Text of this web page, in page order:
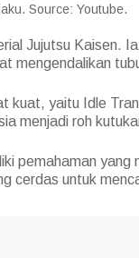
Source: Youtube.
Jujutsu Kaisen.
mengendalikan
kuat, yaitu Idle
menjadi roh
pemahaman
cerdas untuk